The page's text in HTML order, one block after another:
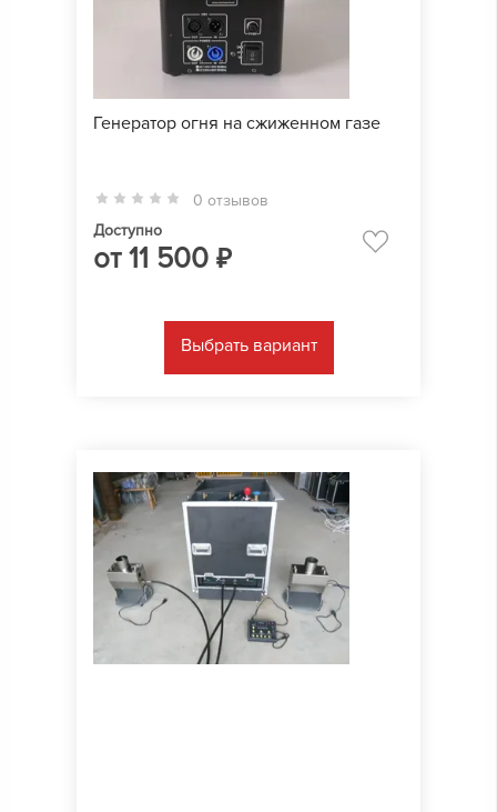
Генератор огня на сжиженном газе
0 отзывов
Доступно
от11 500 ₽
Выбрать вариант